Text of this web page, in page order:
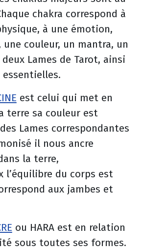
chakra correspond à
à une émotion,
une couleur, un mantra, un
Lames de Tarot, ainsi
est celui qui met en
terre sa couleur est
Lames correspondantes
il nous ancre
la terre,
l’équilibre du corps est
aux jambes et
ou HARA est en relation
sous toutes ses formes.